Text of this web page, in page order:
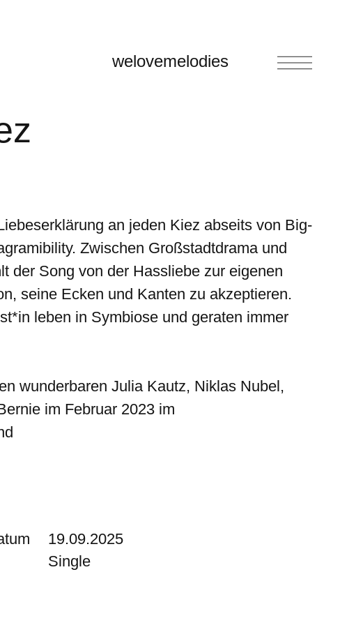
welovemelodies
an jeden Kiez abseits von Big-
Zwischen Großstadtdrama und
der Song von der Hassliebe zur eigenen
seine Ecken und Kanten zu akzeptieren.
leben in Symbiose und geraten immer
wunderbaren Julia Kautz, Niklas Nubel,
im Februar 2023 im
19.09.2025
Single